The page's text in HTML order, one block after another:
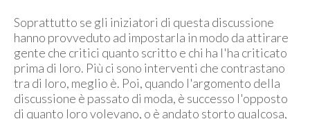
Soprattutto se gli iniziatori di questa discussione
hanno provveduto ad impostarla in modo da attirare
gente che critici quanto scritto e chi ha l'ha criticato
prima di loro. Più ci sono interventi che contrastano
tra di loro, meglio è. Poi, quando l'argomento della
discussione è passato di moda, è successo l'opposto
di quanto loro volevano, o è andato storto qualcosa,